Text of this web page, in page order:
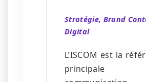
Stratégie, Brand
Digital
L’ISCOM est la
principale